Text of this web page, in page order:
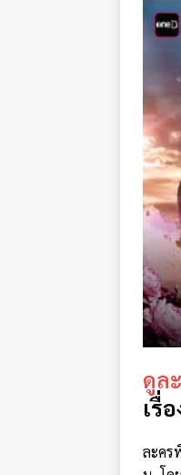
ดูล
เรื่
ละคร